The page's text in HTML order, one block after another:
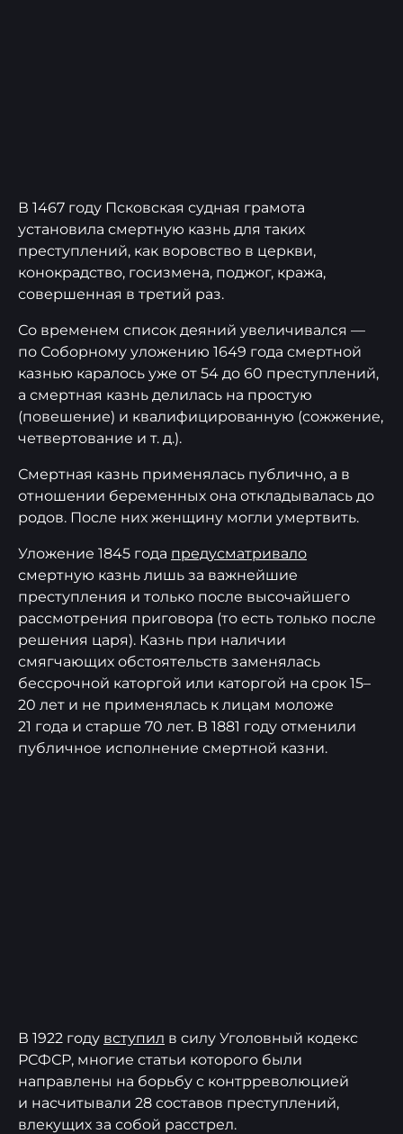
В 1467 году Псковская судная грамота
установила смертную казнь для таких
преступлений, как воровство в церкви,
конокрадство, госизмена, поджог, кража,
совершенная в третий раз.
Со временем список деяний увеличивался —
по Соборному уложению 1649 года смертной
казнью каралось уже от 54 до 60 преступлений,
а смертная казнь делилась на простую
(повешение) и квалифицированную (сожжение,
четвертование и т. д.).
Смертная казнь применялась публично, а в
отношении беременных она откладывалась до
родов. После них женщину могли умертвить.
Уложение 1845 года предусматривало
смертную казнь лишь за важнейшие
преступления и только после высочайшего
рассмотрения приговора (то есть только после
решения царя). Казнь при наличии
смягчающих обстоятельств заменялась
бессрочной каторгой или каторгой на срок 15–
20 лет и не применялась к лицам моложе
21 года и старше 70 лет. В 1881 году отменили
публичное исполнение смертной казни.
В 1922 году вступил в силу Уголовный кодекс
РСФСР, многие статьи которого были
направлены на борьбу с контрреволюцией
и насчитывали 28 составов преступлений,
влекущих за собой расстрел.